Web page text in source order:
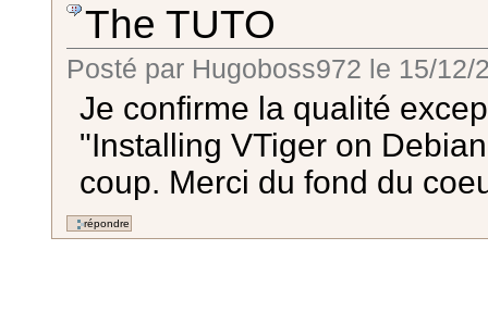
The TUTO
Posté par Hugoboss972 le 15/12/
Je confirme la qualité
"Installing VTiger on
coup. Merci du fond du